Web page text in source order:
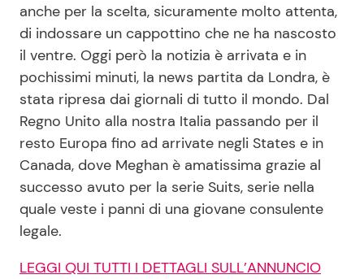
Festività Ricette per Bambini
Seguici
Info
Chi siamo
Disclaimer e Privacy
anche per la scelta, sicuramente molto attenta,
di indossare un cappottino che ne ha nascosto
il ventre. Oggi però la notizia è arrivata e in
pochissimi minuti, la news partita da Londra, è
stata ripresa dai giornali di tutto il mondo. Dal
Regno Unito alla nostra Italia passando per il
resto Europa fino ad arrivate negli States e in
Canada, dove Meghan è amatissima grazie al
successo avuto per la serie Suits, serie nella
quale veste i panni di una giovane consulente
legale.
LEGGI QUI TUTTI I DETTAGLI SULL’ANNUNCIO